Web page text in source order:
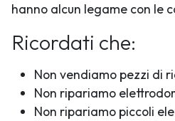
hanno alcun legame con le
Ricordati che:
Non vendiamo pezzi di
Non ripariamo
Non ripariamo piccoli